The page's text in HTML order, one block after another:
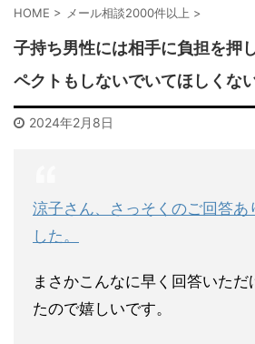
HOME > メール相談2000件以上 >
子持ち男性には相手に負担を押
ペクトもしないでいてほしくな
2024年2月8日
涼子さん、さっそくのご回答あ
した。
まさかこんなに早く回答いただ
たので嬉しいです。